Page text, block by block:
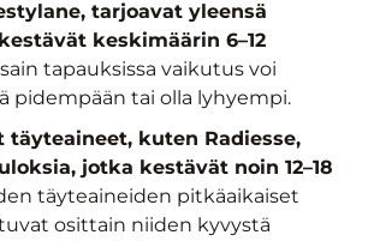
tarjoavat yleensä
keskimäärin 6–12
tapauksissa vaikutus voi
pidempään tai olla lyhyempi.
täyteaineet, kuten Radiesse,
jotka kestävät noin 12–18
täyteaineiden pitkäaikaiset
osittain niiden kyvystä